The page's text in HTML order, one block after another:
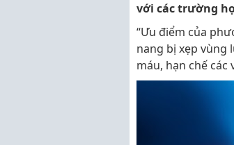
với các trường
“Ưu điểm của
nang bị xẹp vùng
máu, hạn chế các